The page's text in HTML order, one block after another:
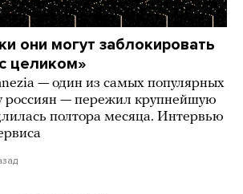
они могут заблокировать
целиком»
— один из самых популярных
россиян — пережил крупнейшую
полтора месяца. Интервью